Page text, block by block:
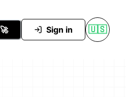
🚀 Sign in 🇺🇸
Conocer Tutti